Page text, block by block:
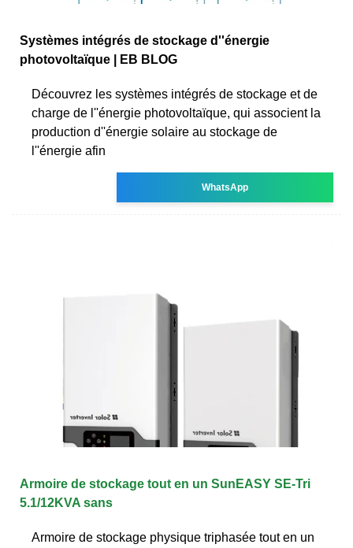
Systèmes intégrés de stockage d''énergie
photovoltaïque | EB BLOG
Découvrez les systèmes intégrés de stockage et de
charge de l''énergie photovoltaïque, qui associent la
production d''énergie solaire au stockage de
l''énergie afin
WhatsApp
Armoire de stockage tout en un SunEASY SE-Tri
5.1/12KVA sans
Armoire de stockage physique triphasée tout en un